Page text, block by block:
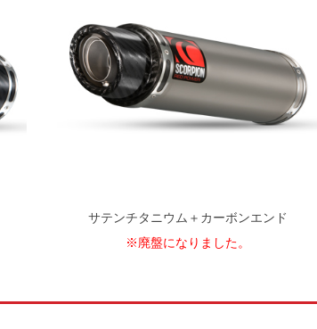
サテンチタニウム＋カーボンエンド
※廃盤になりました。